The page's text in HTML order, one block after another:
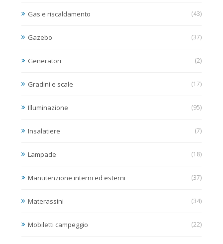
Gas e riscaldamento (43)
Gazebo (37)
Generatori (2)
Gradini e scale (17)
Illuminazione (95)
Insalatiere (7)
Lampade (18)
Manutenzione interni ed esterni (37)
Materassini (34)
Mobiletti campeggio (22)